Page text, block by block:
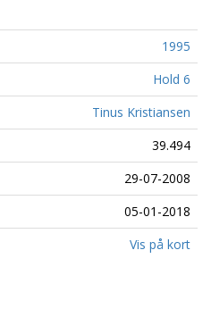
1995
Hold 6
Tinus Kristiansen
39.494
29-07-2008
05-01-2018
Vis på kort